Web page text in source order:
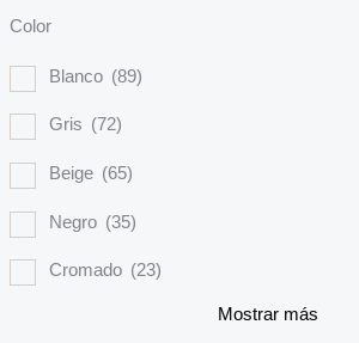
Color
Blanco (89)
Gris (72)
Beige (65)
Negro (35)
Cromado (23)
Mostrar más